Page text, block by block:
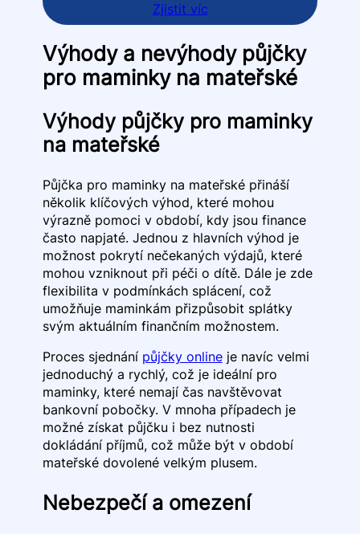
Zjistit víc
Výhody a nevýhody půjčky
pro maminky na mateřské
Výhody půjčky pro maminky
na mateřské
Půjčka pro maminky na mateřské přináší
několik klíčových výhod, které mohou
výrazně pomoci v období, kdy jsou finance
často napjaté. Jednou z hlavních výhod je
možnost pokrytí nečekaných výdajů, které
mohou vzniknout při péči o dítě. Dále je zde
flexibilita v podmínkách splácení, což
umožňuje maminkám přizpůsobit splátky
svým aktuálním finančním možnostem.
Proces sjednání půjčky onlineje navíc velmi
jednoduchý a rychlý, což je ideální pro
maminky, které nemají čas navštěvovat
bankovní pobočky. V mnoha případech je
možné získat půjčku i bez nutnosti
dokládání příjmů, což může být v období
mateřské dovolené velkým plusem.
Nebezpečí a omezení